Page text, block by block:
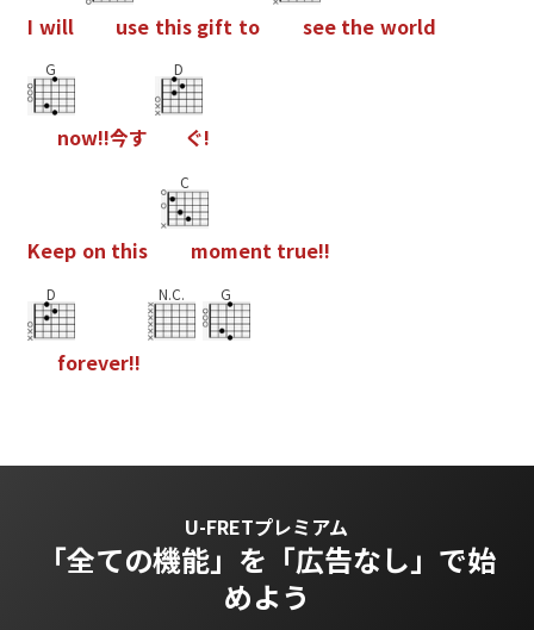
I will use this gift to see the world
G
now!!今す
D
ぐ!
Keep on this
C
moment true!!
D
forever!!
N.C. G
U-FRETプレミアム
「全ての機能」を 「広告なし」で始
めよう